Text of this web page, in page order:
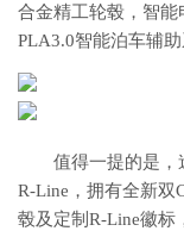
合金精工轮毂，智能
PLA3.0智能泊车辅
值得一提的是，
R-Line，拥有全新双
毂及定制R-Line徽标